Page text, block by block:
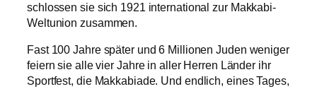
schlossen sie sich 1921 international zur Makkabi-
Weltunion zusammen.
Fast 100 Jahre später und 6 Millionen Juden weniger
feiern sie alle vier Jahre in aller Herren Länder ihr
Sportfest, die Makkabiade. Und endlich, eines Tages,